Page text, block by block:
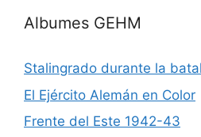
Albumes GEHM
Stalingrado durante la
El Ejército Alemán en Color
Frente del Este 1942-43